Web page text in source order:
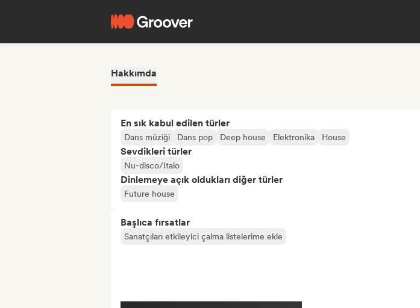
Hakkımda
En sık kabul edilen türler
Dans müziği Dans pop Deep house Elektronika House
Sevdikleri türler
Nu-disco/Italo
Dinlemeye açık oldukları diğer türler
Future house
Başlıca fırsatlar
Sanatçıları etkileyici çalma listelerime ekle